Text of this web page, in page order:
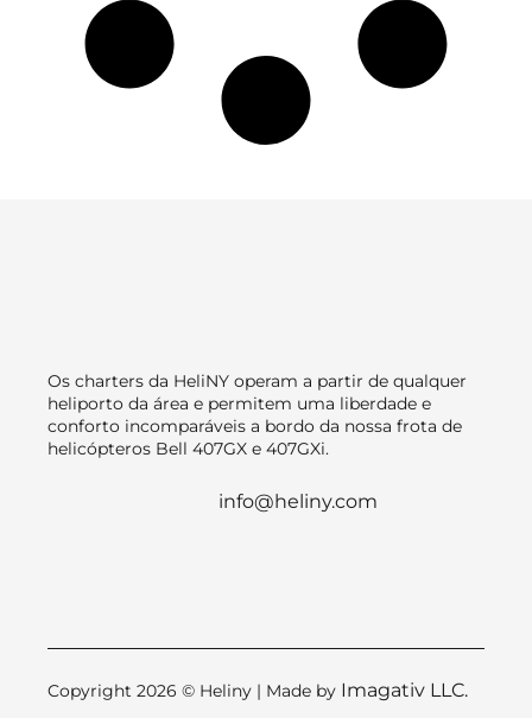
Os charters da HeliNY operam a partir de qualquer
heliporto da área e permitem uma liberdade e
conforto incomparáveis a bordo da nossa frota de
helicópteros Bell 407GX e 407GXi.
info@heliny.com
Copyright 2026 © Heliny | Made by Imagativ LLC.